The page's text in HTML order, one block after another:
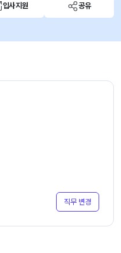
입사지원 공유
직무 변경